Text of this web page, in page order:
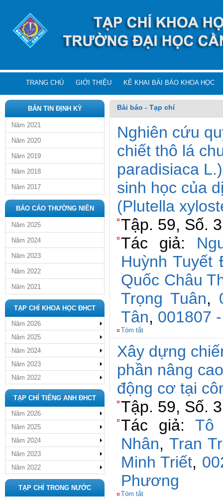
TRANG CHỦ GIỚI THIỆU KÊ KHAI BÀI BÁO KHOA HỌC
BẢN TIN ĐỊNH KỲ
Năm 2021
Năm 2020
Năm 2019
Năm 2018
Năm 2017
BÁO CÁO THƯỜNG NIÊN
Năm 2025
Năm 2024
Năm 2023
Năm 2022
Năm 2021
TẠP CHÍ KHOA HỌC ĐHCT
Năm 2026
Năm 2025
Năm 2024
Năm 2023
Năm 2022
TẠP CHÍ TIẾNG ANH ĐHCT
Năm 2026
Năm 2025
Năm 2024
Năm 2023
Năm 2022
TẠP CHÍ TRONG NƯỚC
Bài báo - Tạp chí
Nghiên cứu
chiết thô lá
paradisiaca
sinh học của
(Plutella
Tập. 59, Số.
Tác giả:
Huỳnh Tuyết
Quốc Châu
Trọng Tuân,
Tân, 001807
Tóm tắt
Xây dựng
phần nâng
động cơ tại
Tập. 59, Số.
Tác giả: Tô
Nhân, Tran
Minh Triết,
Phương
Tóm tắt